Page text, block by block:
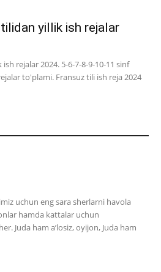
yillik ish rejalar
rejalar 2024. 5-6-7-8-9-10-11 sinf
to'plami. Fransuz tili ish reja 2024
uchun eng sara sherlarni havola
hamda kattalar uchun
Juda ham a’losiz, oyijon, Juda ham